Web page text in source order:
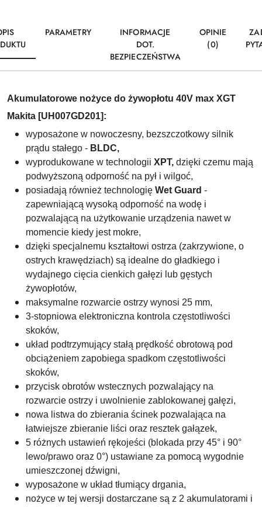
PARAMETRY
INFORMACJE
DOT.
BEZPIECZEŃSTWA
OPINIE
(0)
Akumulatorowe nożyce do żywopłotu 40V max XGT
Makita [UH007GD201]:
wyposażone w nowoczesny, bezszczotkowy silnik
prądu stałego - BLDC,
wyprodukowane w technologii XPT, dzięki czemu mają
podwyższoną odporność na pył i wilgoć,
posiadają również technologię Wet Guard -
zapewniającą wysoką odporność na wodę i
pozwalającą na użytkowanie urządzenia nawet w
momencie kiedy jest mokre,
dzięki specjalnemu kształtowi ostrza (zakrzywione, o
ostrych krawędziach) są idealne do gładkiego i
wydajnego cięcia cienkich gałęzi lub gęstych
żywopłotów,
maksymalne rozwarcie ostrzy wynosi 25 mm,
3-stopniowa elektroniczna kontrola częstotliwości
skoków,
układ podtrzymujący stałą prędkość obrotową pod
obciążeniem zapobiega spadkom częstotliwości
skoków,
przycisk obrotów wstecznych pozwalający na
rozwarcie ostrzy i uwolnienie zablokowanej gałęzi,
nowa listwa do zbierania ścinek pozwalająca na
łatwiejsze zbieranie liści oraz resztek gałązek,
5 różnych ustawień rękojeści (blokada przy 45° i 90°
lewo/prawo oraz 0°) ustawiane za pomocą wygodnie
umieszczonej dźwigni,
wyposażone w układ tłumiący drgania,
nożyce w tej wersji dostarczane są z 2 akumulatorami i